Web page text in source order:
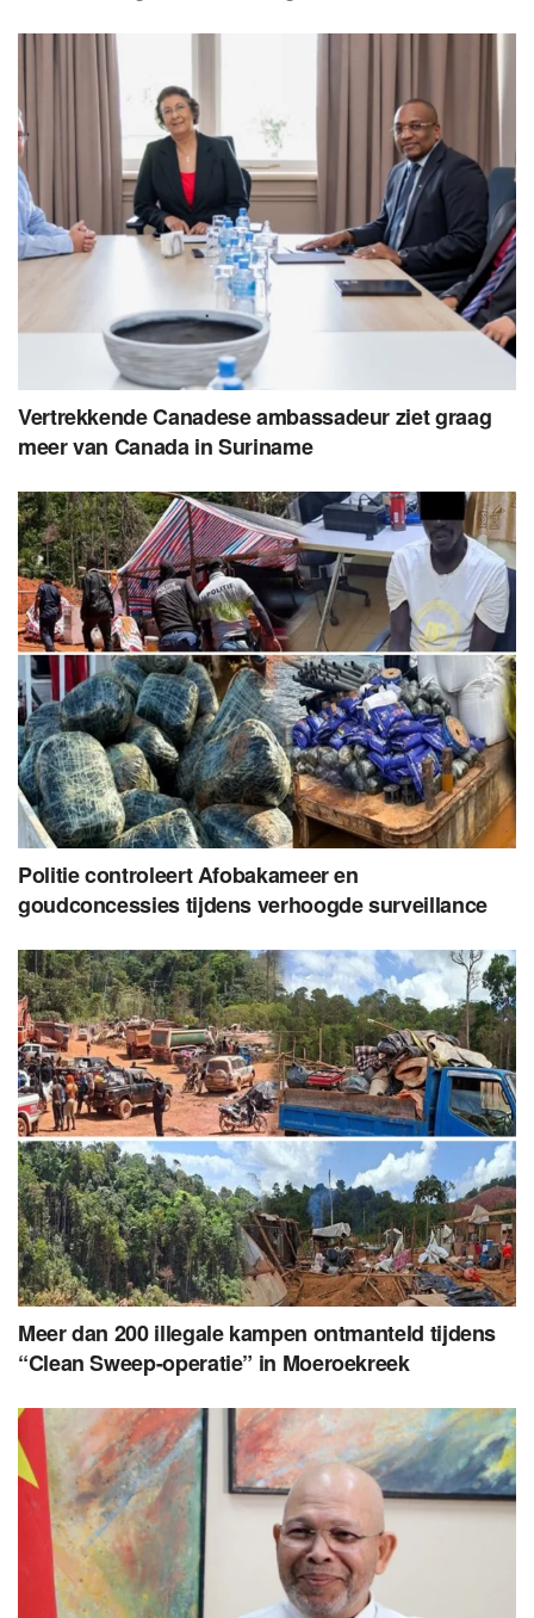
Vertrekkende Canadese ambassadeur ziet graag
meer van Canada in Suriname
Politie controleert Afobakameer en
goudconcessies tijdens verhoogde surveillance
Meer dan 200 illegale kampen ontmanteld tijdens
“Clean Sweep-operatie” in Moeroekreek